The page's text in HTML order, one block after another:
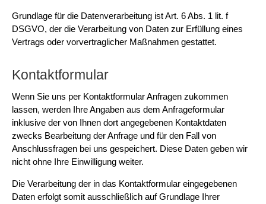
Grundlage für die Datenverarbeitung ist Art. 6 Abs. 1 lit. f
DSGVO, der die Verarbeitung von Daten zur Erfüllung eines
Vertrags oder vorvertraglicher Maßnahmen gestattet.
Kontaktformular
Wenn Sie uns per Kontaktformular Anfragen zukommen
lassen, werden Ihre Angaben aus dem Anfrageformular
inklusive der von Ihnen dort angegebenen Kontaktdaten
zwecks Bearbeitung der Anfrage und für den Fall von
Anschlussfragen bei uns gespeichert. Diese Daten geben wir
nicht ohne Ihre Einwilligung weiter.
Die Verarbeitung der in das Kontaktformular eingegebenen
Daten erfolgt somit ausschließlich auf Grundlage Ihrer